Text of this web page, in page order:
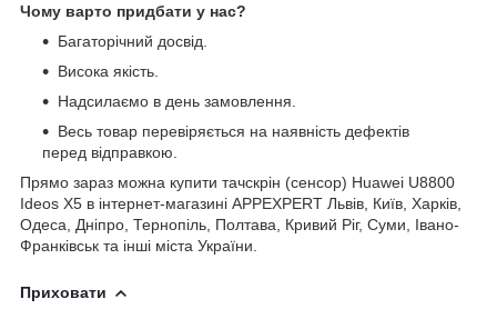
Чому варто придбати у нас?
Багаторічний досвід.
Висока якість.
Надсилаємо в день замовлення.
Весь товар перевіряється на наявність дефектів
перед відправкою.
Прямо зараз можна купити тачскрін (сенсор) Huawei U8800
Ideos X5 в інтернет-магазині APPEXPERT Львів, Київ, Харків,
Одеса, Дніпро, Тернопіль, Полтава, Кривий Ріг, Суми, Івано-
Франківськ та інші міста України.
Приховати